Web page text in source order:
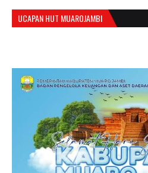
UCAPAN HUT MUAROJAMBI